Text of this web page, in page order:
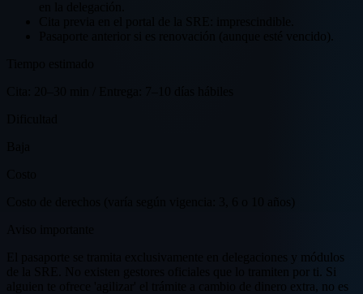
Pasaporte anterior si es renovación (aunque esté vencido).
Costo de derechos (varía según vigencia: 3, 6 o 10 años)
El pasaporte se tramita exclusivamente en delegaciones y módulos
de la SRE. No existen gestores oficiales que lo tramiten por ti. Si
alguien te ofrece 'agilizar' el trámite a cambio de dinero extra, no es